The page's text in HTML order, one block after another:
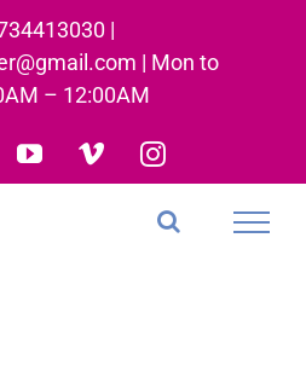
|
| Mon to
– 12:00AM
YouTubeVimeoInstagram